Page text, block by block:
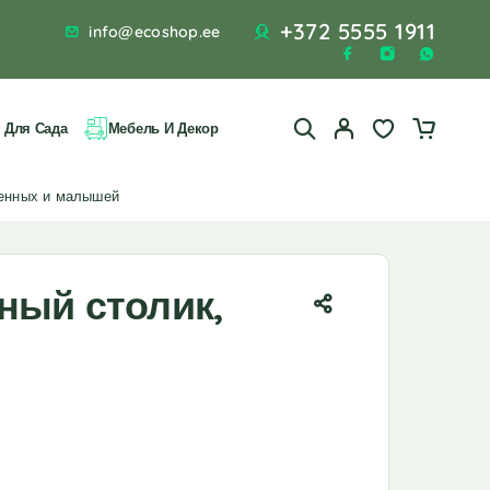
info@ecoshop.ee +372 5555 1911
Сада Мебель И Декор
и малышей
столик,